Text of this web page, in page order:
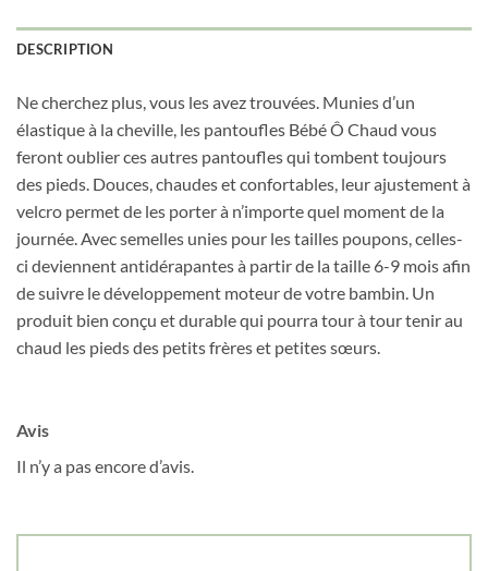
DESCRIPTION
Ne cherchez plus, vous les avez trouvées. Munies d’un
élastique à la cheville, les pantoufles Bébé Ô Chaud vous
feront oublier ces autres pantoufles qui tombent toujours
des pieds. Douces, chaudes et confortables, leur ajustement à
velcro permet de les porter à n’importe quel moment de la
journée. Avec semelles unies pour les tailles poupons, celles-
ci deviennent antidérapantes à partir de la taille 6-9 mois afin
de suivre le développement moteur de votre bambin. Un
produit bien conçu et durable qui pourra tour à tour tenir au
chaud les pieds des petits frères et petites sœurs.
Avis
Il n’y a pas encore d’avis.
Courriel
Date de naissance